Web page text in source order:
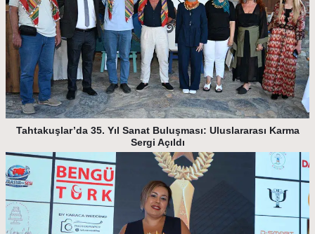
Tahtakuşlar’da 35. Yıl Sanat Buluşması: Uluslararası Karma
Sergi Açıldı